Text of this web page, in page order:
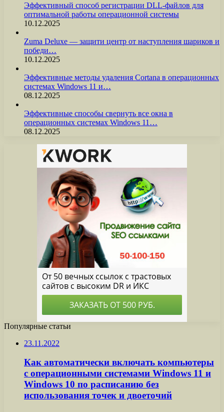
Эффективный способ регистрации DLL-файлов для
оптимальной работы операционной системы
10.12.2025
Zuma Deluxe — защити центр от наступления шариков и
победи…
10.12.2025
Эффективные методы удаления Cortana в операционных
системах Windows 11 и…
08.12.2025
Эффективные способы свернуть все окна в
операционных системах Windows 11…
08.12.2025
Популярные статьи
23.11.2022
Как автоматически включать компьютеры
с операционными системами Windows 11 и
Windows 10 по расписанию без
использования точек и двоеточий